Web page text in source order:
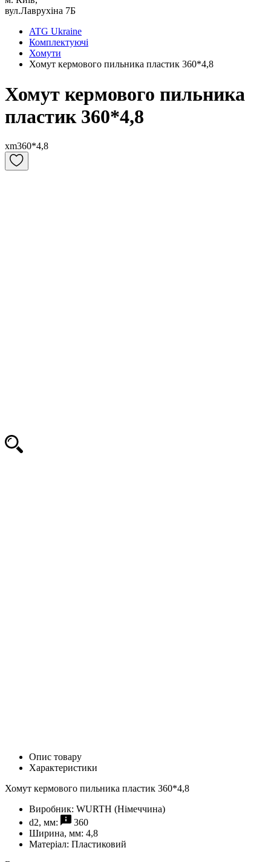
вул.Лаврухіна 7Б
ATG Ukraine
Комплектуючі
Хомути
Хомут кермового пильника пластик 360*4,8
Хомут кермового пильника
пластик 360*4,8
xm360*4,8
Опис товару
Характеристики
Хомут кермового пильника пластик 360*4,8
Виробник: WURTH (Німеччина)
d2, мм:
360
Ширина, мм: 4,8
Матеріал: Пластиковий